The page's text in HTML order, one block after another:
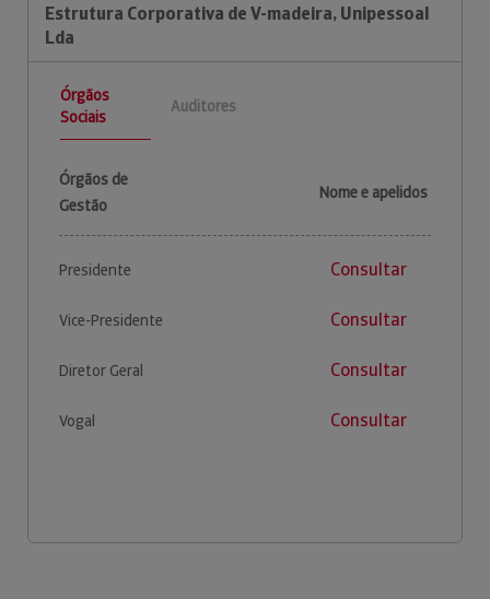
Estrutura Corporativa de V-madeira, Unipessoal
Lda
Órgãos
Sociais
Auditores
Órgãos de
Gestão
Nome e apelidos
Presidente Consultar
Vice-Presidente Consultar
Diretor Geral Consultar
Vogal Consultar